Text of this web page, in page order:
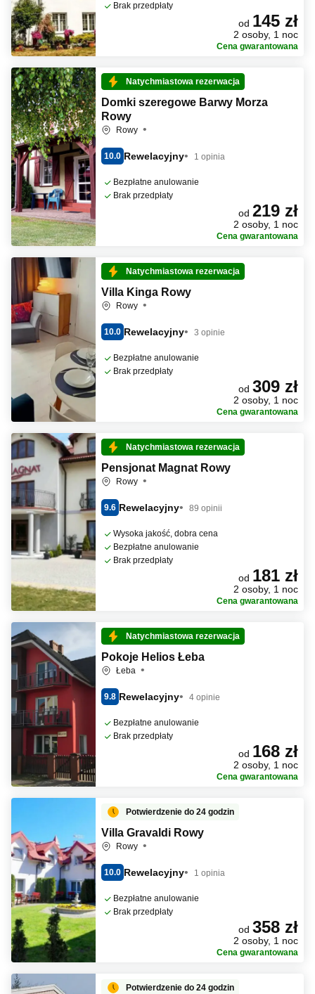
Brak przedpłaty
od 145 zł
2 osoby, 1 noc
Cena gwarantowana
Natychmiastowa rezerwacja
Domki szeregowe Barwy Morza
Rowy
Rowy
10.0 Rewelacyjny 1 opinia
Bezpłatne anulowanie
Brak przedpłaty
od 219 zł
2 osoby, 1 noc
Cena gwarantowana
Natychmiastowa rezerwacja
Villa Kinga Rowy
Rowy
10.0 Rewelacyjny 3 opinie
Bezpłatne anulowanie
Brak przedpłaty
od 309 zł
2 osoby, 1 noc
Cena gwarantowana
Natychmiastowa rezerwacja
Pensjonat Magnat Rowy
Rowy
9.6 Rewelacyjny 89 opinii
Wysoka jakość, dobra cena
Bezpłatne anulowanie
Brak przedpłaty
od 181 zł
2 osoby, 1 noc
Cena gwarantowana
Natychmiastowa rezerwacja
Pokoje Helios Łeba
Łeba
9.8 Rewelacyjny 4 opinie
Bezpłatne anulowanie
Brak przedpłaty
od 168 zł
2 osoby, 1 noc
Cena gwarantowana
Potwierdzenie do 24 godzin
Villa Gravaldi Rowy
Rowy
10.0 Rewelacyjny 1 opinia
Bezpłatne anulowanie
Brak przedpłaty
od 358 zł
2 osoby, 1 noc
Cena gwarantowana
Potwierdzenie do 24 godzin